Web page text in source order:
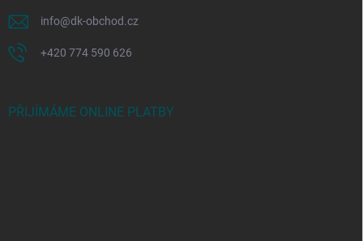
info@dk-obchod.cz
+420 774 590 626
PŘIJÍMÁME ONLINE PLATBY